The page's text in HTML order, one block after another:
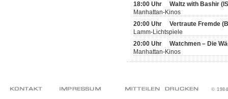
18:00 Uhr Waltz with Bashir
Manhattan-Kinos
20:00 Uhr Vertraute Fremde
Lamm-Lichtspiele
20:00 Uhr Watchmen – Die
Manhattan-Kinos
©